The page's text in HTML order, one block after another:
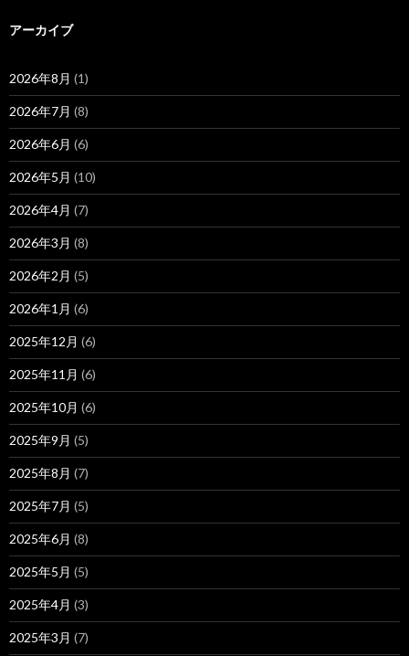
アーカイブ
2026年8月 (1)
2026年7月 (8)
2026年6月 (6)
2026年5月 (10)
2026年4月 (7)
2026年3月 (8)
2026年2月 (5)
2026年1月 (6)
2025年12月 (6)
2025年11月 (6)
2025年10月 (6)
2025年9月 (5)
2025年8月 (7)
2025年7月 (5)
2025年6月 (8)
2025年5月 (5)
2025年4月 (3)
2025年3月 (7)